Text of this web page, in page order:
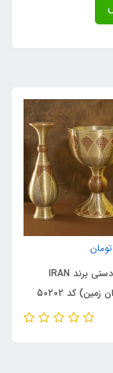
تومان
ست صنایع دستی برند IRAN